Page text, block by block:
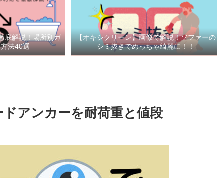
底解説！場所別ガ
法40選
【オキシクリーン】画像で解説！ソファーの
シミ抜きでめっちゃ綺麗に！！
アンカーを耐荷重と値段